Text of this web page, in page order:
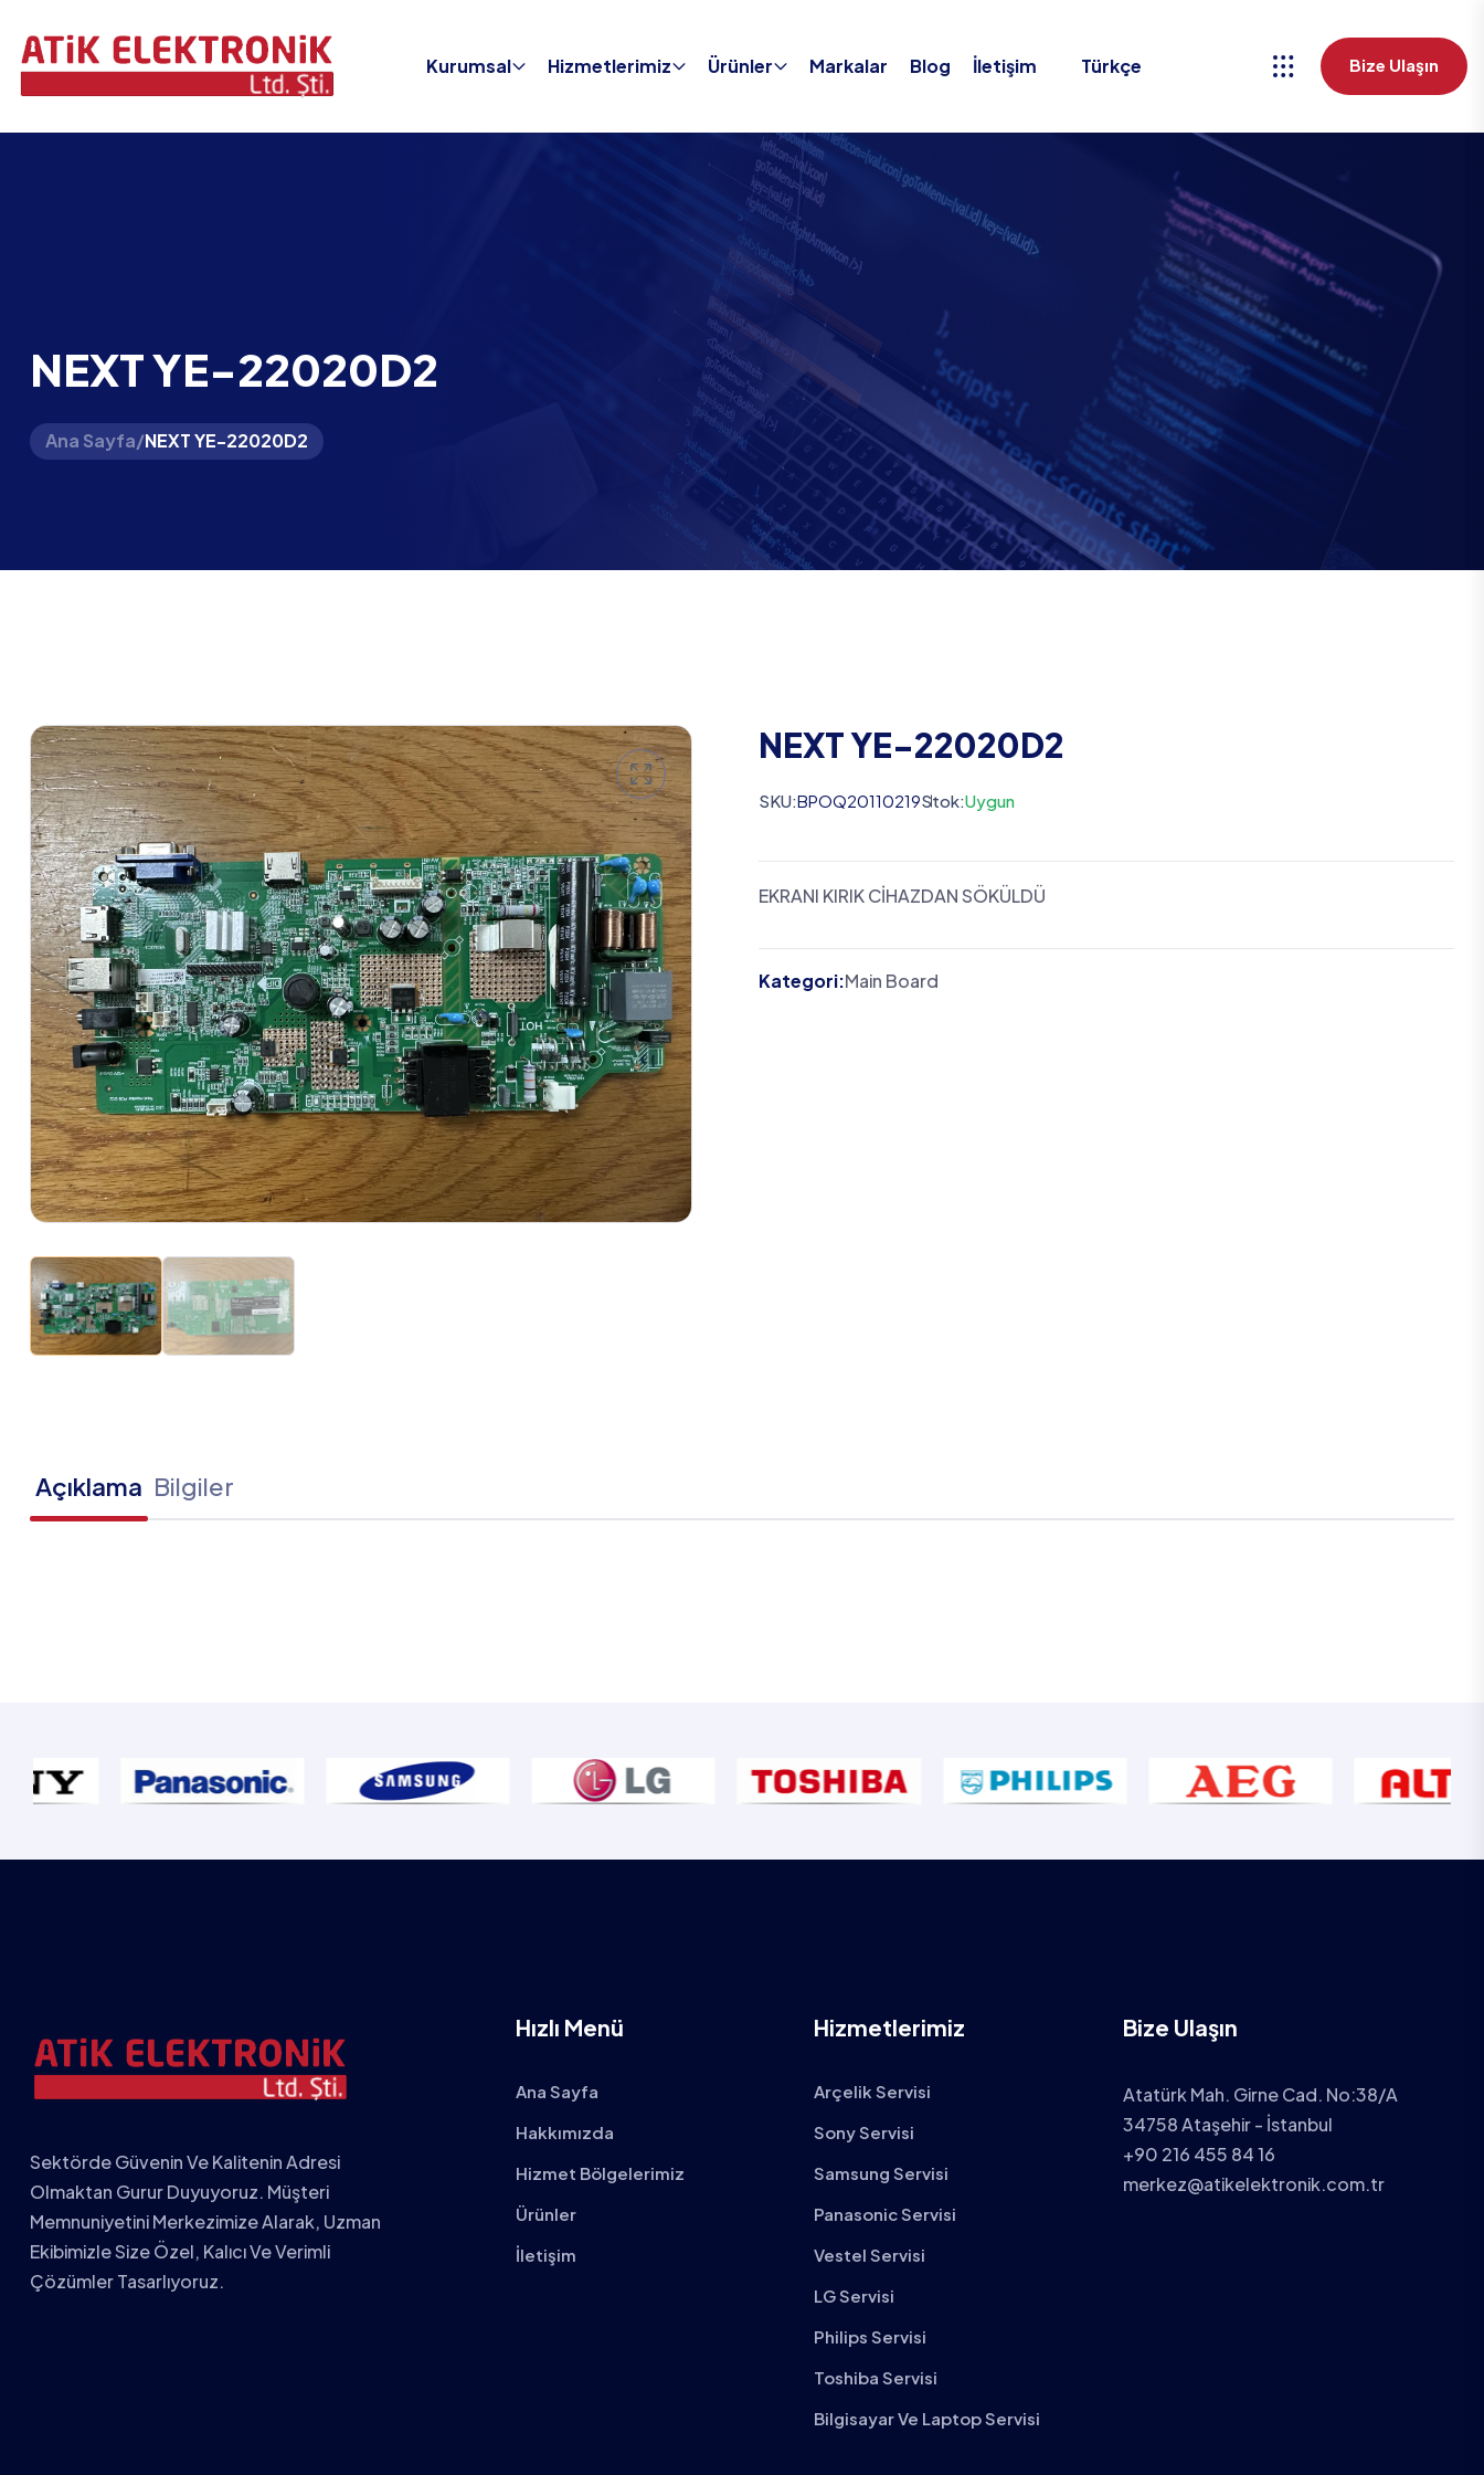
Kurumsal Hizmetlerimiz Ürünler Markalar Blog İletişim Türkçe Bize Ulaşın
NEXT YE-22020D2
Ana Sayfa/NEXT YE-22020D2
NEXT YE-22020D2
SKU:BPOQ20110219Stok:Uygun
EKRANI KIRIK CİHAZDAN SÖKÜLDÜ
Kategori:Main Board
Açıklama Bilgiler
Sektörde Güvenin Ve Kalitenin Adresi
Olmaktan Gurur Duyuyoruz. Müşteri
Memnuniyetini Merkezimize Alarak, Uzman
Ekibimizle Size Özel, Kalıcı Ve Verimli
Çözümler Tasarlıyoruz.
Hızlı Menü
Ana Sayfa
Hakkımızda
Hizmet Bölgelerimiz
Ürünler
İletişim
Hizmetlerimiz
Arçelik Servisi
Sony Servisi
Samsung Servisi
Panasonic Servisi
Vestel Servisi
LG Servisi
Philips Servisi
Toshiba Servisi
Bilgisayar Ve Laptop Servisi
Bize Ulaşın
Atatürk Mah. Girne Cad. No:38/A
34758 Ataşehir - İstanbul
+90 216 455 84 16
merkez@atikelektronik.com.tr